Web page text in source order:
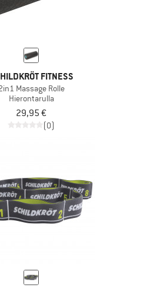
FITNESS
Massage Rolle
Hierontarulla
29,95 €
(0)